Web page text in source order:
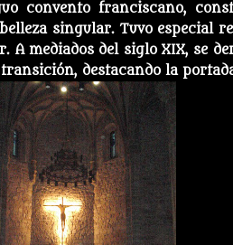
convento franciscano,
singular. Tuvo especial
A mediados del siglo XIX, se
destacando la